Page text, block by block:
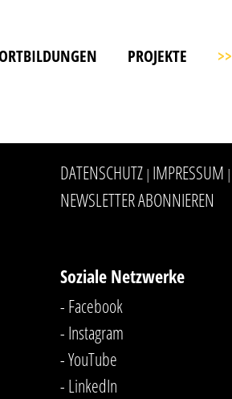
PROJEKTE >>
DATENSCHUTZ | IMPRESSUM |
NEWSLETTER ABONNIEREN
Soziale Netzwerke
- Facebook
- Instagram
- YouTube
- LinkedIn